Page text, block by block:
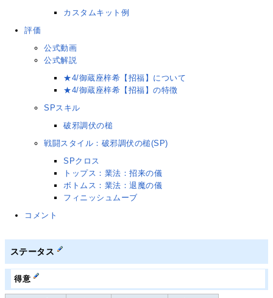
カスタムキット例
評価
公式動画
公式解説
★4/御蔵座梓希【招福】について
★4/御蔵座梓希【招福】の特徴
SPスキル
破邪調伏の槌
戦闘スタイル：破邪調伏の槌(SP)
SPクロス
トップス：業法：招来の儀
ボトムス：業法：退魔の儀
フィニッシュムーブ
コメント
ステータス
得意